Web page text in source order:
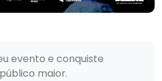
evento e conquiste
maior.